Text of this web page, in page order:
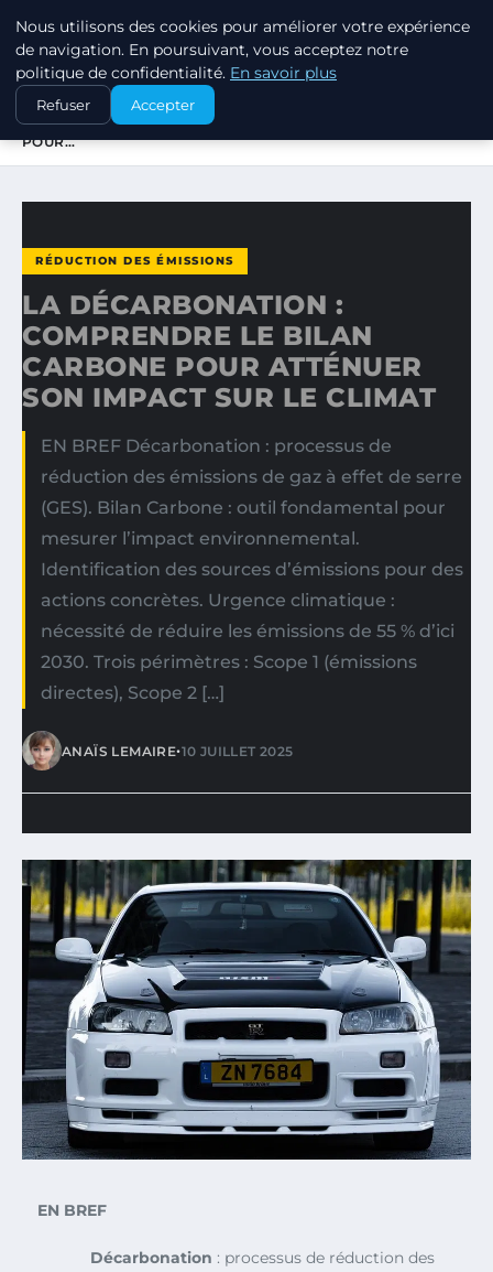
EXXON CLIMATE FOOTPRINT
ACCUEIL
RÉDUCTION DES ÉMISSIONS
LA DÉCARBONATION : COMPRENDRE LE BILAN CARBONE
POUR…
RÉDUCTION DES ÉMISSIONS
LA DÉCARBONATION :
COMPRENDRE LE BILAN
CARBONE POUR ATTÉNUER
SON IMPACT SUR LE CLIMAT
EN BREF Décarbonation : processus de
réduction des émissions de gaz à effet de serre
(GES). Bilan Carbone : outil fondamental pour
mesurer l’impact environnemental.
Identification des sources d’émissions pour des
actions concrètes. Urgence climatique :
nécessité de réduire les émissions de 55 % d’ici
2030. Trois périmètres : Scope 1 (émissions
directes), Scope 2 […]
ANAÏS LEMAIRE•10 JUILLET 2025
EN BREF
Décarbonation : processus de réduction des
Nous utilisons des cookies pour améliorer votre expérience
de navigation. En poursuivant, vous acceptez notre
politique de confidentialité. En savoir plus
Refuser Accepter